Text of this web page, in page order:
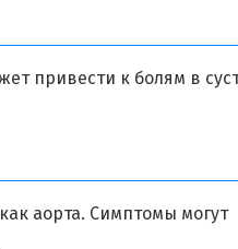
привести к болям в
аорта. Симптомы могут